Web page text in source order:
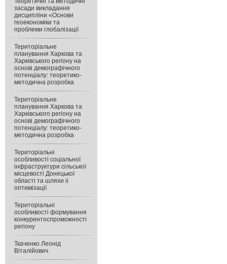
засади викладання
дисципліни «Основи
геоекономіки та
проблеми глобалізації
Територіальне
планування Харкова та
Харківського регіону на
основі демографічного
потенціалу: теоретико-
методична розробка
Територіальне
планування Харкова та
Харківського регіону на
основі демографічного
потенціалу: теоретико-
методична розробка
Територіальні
особливості соціальної
інфраструктури сільської
місцевості Донецької
області та шляхи іі
оптимізації
Територіальні
особливості формування
конкурентоспроможності
регіону
Ткаченко Леонід
Віталійович